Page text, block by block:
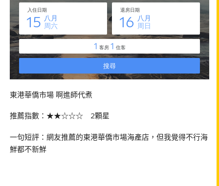
東港華僑市場 啊進師代煮
推薦指數：★★☆☆☆ 2顆星
一句短評：網友推薦的東港華僑市場海產店，但我覺得不行海
鮮都不新鮮